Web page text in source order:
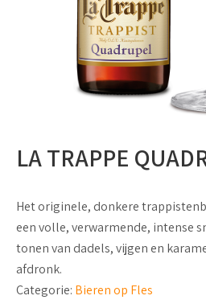
LA TRAPPE
Het originele, donkere
een volle, verwarmende, intense
tonen van dadels, vijgen en
afdronk.
Categorie: Bieren op Fles